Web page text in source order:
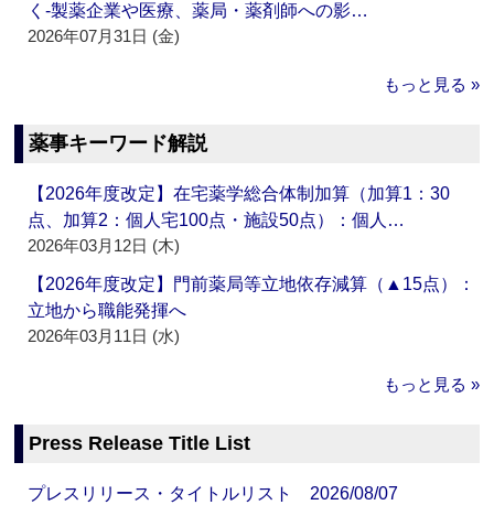
く‐製薬企業や医療、薬局・薬剤師への影…
2026年07月31日 (金)
もっと見る »
薬事キーワード解説
【2026年度改定】在宅薬学総合体制加算（加算1：30
点、加算2：個人宅100点・施設50点）：個人…
2026年03月12日 (木)
【2026年度改定】門前薬局等立地依存減算（▲15点）：
立地から職能発揮へ
2026年03月11日 (水)
もっと見る »
Press Release Title List
プレスリリース・タイトルリスト 2026/08/07